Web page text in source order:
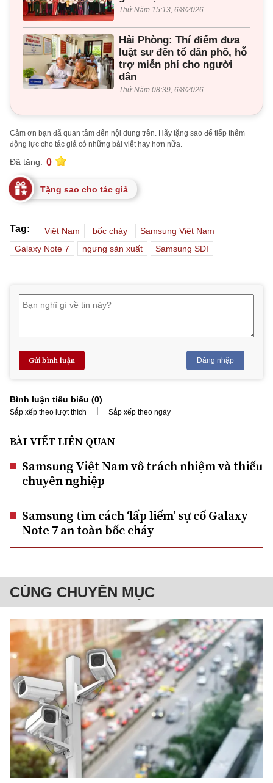
Thứ Năm 15:13, 6/8/2026
Hải Phòng: Thí điểm đưa
luật sư đến tổ dân phố, hỗ
trợ miễn phí cho người
dân
Thứ Năm 08:39, 6/8/2026
Cảm ơn bạn đã quan tâm đến nội dung trên. Hãy tặng sao để tiếp thêm
động lực cho tác giả có những bài viết hay hơn nữa.
Đã tặng: 0
Tặng sao cho tác giả
Tag: Việt Nam bốc cháy
Samsung Việt Nam
Galaxy Note 7
ngưng sản xuất Samsung SDI
Gửi bình luận Đăng nhập
Bình luận tiêu biểu (0)
Sắp xếp theo lượt thích | Sắp xếp theo ngày
BÀI VIẾT LIÊN QUAN
Samsung Việt Nam vô trách nhiệm và thiếu
chuyên nghiệp
Samsung tìm cách ‘lấp liếm’ sự cố Galaxy
Note 7 an toàn bốc cháy
CÙNG CHUYÊN MỤC